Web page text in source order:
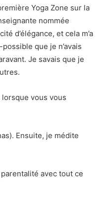
Yoga Zone sur la
nommée
d’élégance, et cela m’a
que je n’avais
Je savais que je
vous vous
Ensuite, je médite
avec tout ce